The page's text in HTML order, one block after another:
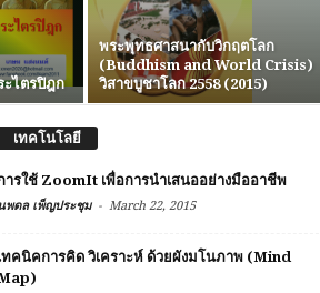
ไตรปิฎก
พระพุทธศาสนากับวิกฤตโลก
(Buddhism and World Crisis)
วิสาขบูชาโลก 2558 (2015)
เทคโนโลยี
ารใช้ ZoomIt เพื่อการนำเสนออย่างมืออาชีพ
นพดล เพ็ญประชุม - March 22, 2015
ทคนิคการคิด วิเคราะห์ ด้วยผังมโนภาพ (Mind